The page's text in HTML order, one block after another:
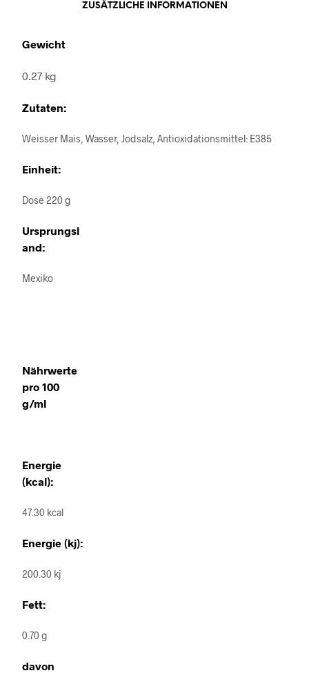
ZUSÄTZLICHE INFORMATIONEN
Gewicht
0.27 kg
Zutaten:
Weisser Mais, Wasser, Jodsalz, Antioxidationsmittel: E385
Einheit:
Dose 220 g
Ursprungsl
and:
Mexiko
Nährwerte
pro 100
g/ml
Energie
(kcal):
47.30 kcal
Energie (kj):
200.30 kj
Fett:
0.70 g
davon